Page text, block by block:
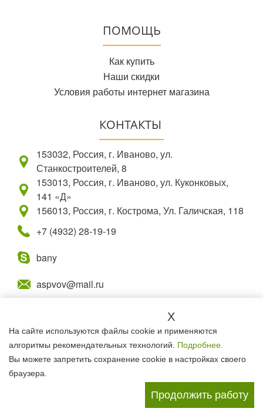
X
На сайте используются файлы cookie и применяются
алгоритмы рекомендательных технологий. Подробнее.
Вы можете запретить сохранение cookie в настройках своего
браузера.
Продолжить работу
ПОМОЩЬ
Как купить
Наши скидки
Условия работы интернет магазина
КОНТАКТЫ
153032, Россия, г. Иваново, ул.
Станкостроителей, 8
153013, Россия, г. Иваново, ул. Куконковых,
141 «Д»
156013, Россия, г. Кострома, Ул. Галичская, 118
+7 (4932) 28-19-19
bany
aspvov@mail.ru
© 2015- 2026 Все для бани. Все права